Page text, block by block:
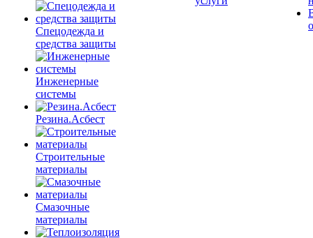
Спецодежда и
средства защиты
Инженерные
системы
Резина.Асбест
Строительные
материалы
Смазочные
материалы